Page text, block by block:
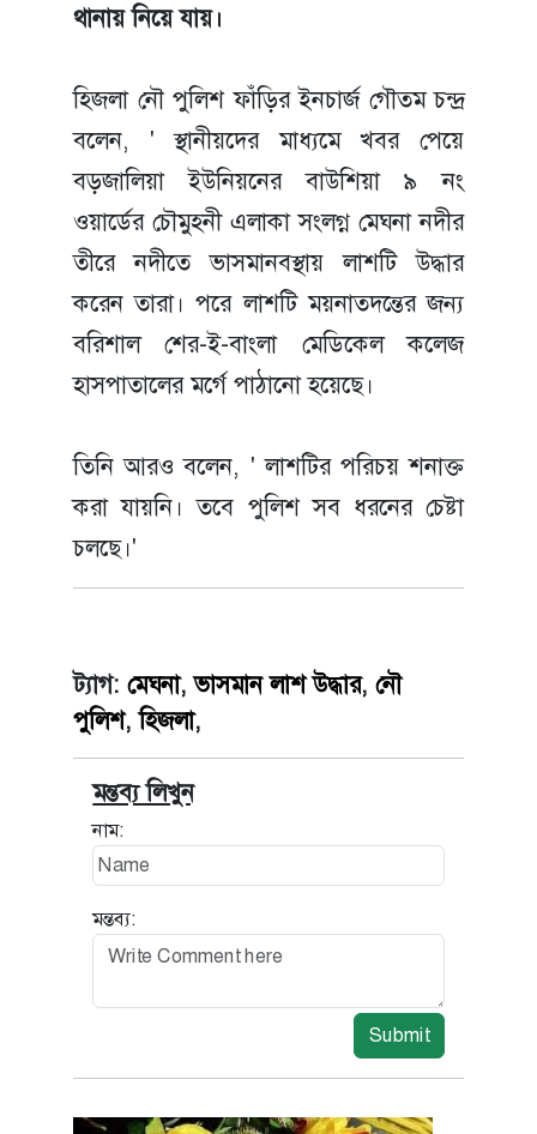
থানায় নিয়ে যায়।
হিজলা নৌ পুলিশ ফাঁড়ির ইনচার্জ গৌতম চন্দ্র
বলেন, ' স্থানীয়দের মাধ্যমে খবর পেয়ে
বড়জালিয়া ইউনিয়নের বাউশিয়া ৯ নং
ওয়ার্ডের চৌমুহনী এলাকা সংলগ্ন মেঘনা নদীর
তীরে নদীতে ভাসমানবস্থায় লাশটি উদ্ধার
করেন তারা। পরে লাশটি ময়নাতদন্তের জন্য
বরিশাল শের-ই-বাংলা মেডিকেল কলেজ
হাসপাতালের মর্গে পাঠানো হয়েছে।
তিনি আরও বলেন, ' লাশটির পরিচয় শনাক্ত
করা যায়নি। তবে পুলিশ সব ধরনের চেষ্টা
চলছে।'
ট্যাগ: মেঘনা,ভাসমান লাশ উদ্ধার, নৌ
পুলিশ,হিজলা,
মন্তব্য লিখুন
নাম:
মন্তব্য:
Submit